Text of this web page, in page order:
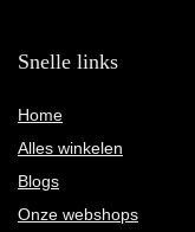
Snelle links
Home
Alles winkelen
Blogs
Onze webshops